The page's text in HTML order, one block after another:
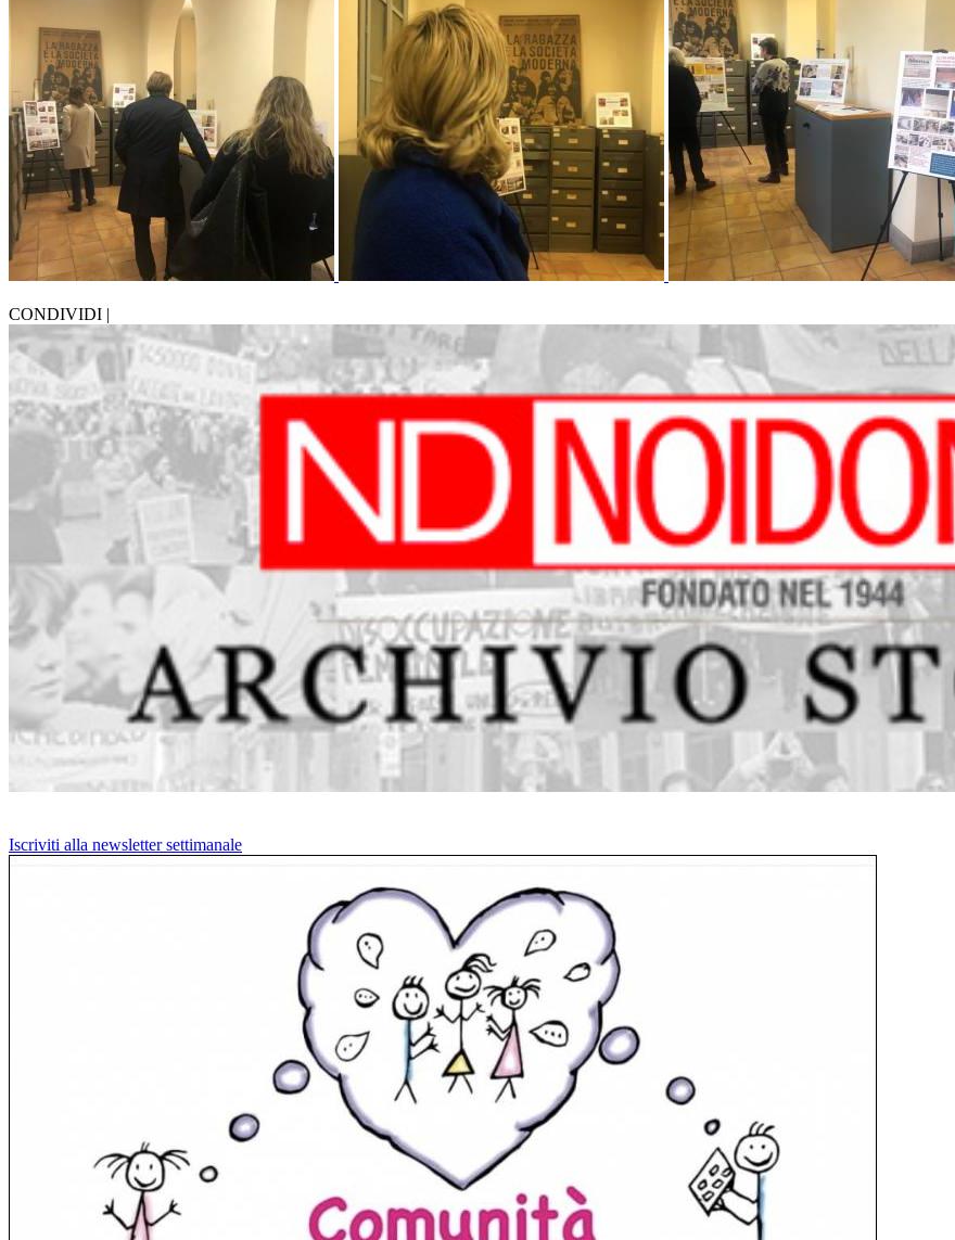
CONDIVIDI |
Iscriviti alla newsletter settimanale